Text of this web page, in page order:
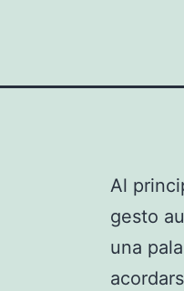
Al
gesto
una